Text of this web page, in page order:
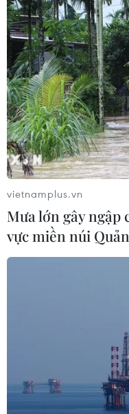
09/08/2026 08:13
Tỉnh Quảng Ninh
mới với chuỗi kinh
09/08/2026 08:04
Điểm chuẩn Trường
mại dao động từ 21,5
Từ 10-11/8, Bắc Bộ
Ngư dân trôi dạt trên
tàu cá cứu vớt, đưa
09/08/2026 07:45
vietnamplus.vn
Mưa lớn gây ngập
vực miền núi